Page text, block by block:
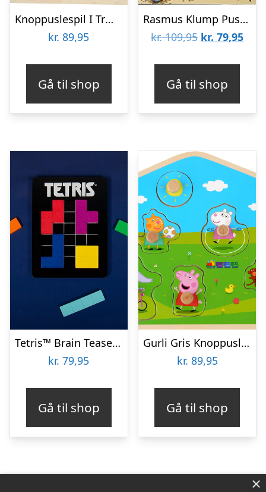
Knoppuslespil I Træ – 6 Brikker – Lillie & Ellie
kr. 89,95
Gå til shop
Rasmus Klump Puslespil – Skattejagt – 12 Og 24 Brikker
kr.109,95 Den
kr. 109,95.
kr. 79,95Den
kr.
Gå til shop
Tetris™ Brain Teaser Puzzle
kr. 79,95
Gå til shop
Gurli Gris Knoppuslespil – Træpuslespil Med Knopper
kr. 89,95
Gå til shop
×